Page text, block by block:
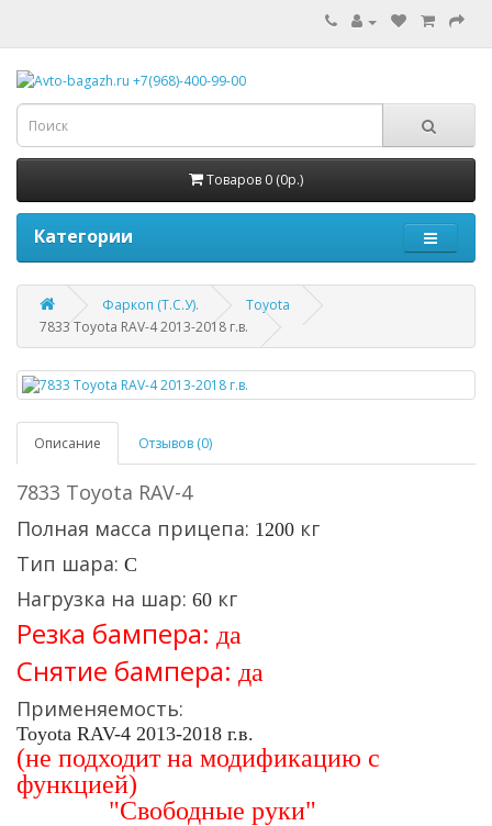
Товаров 0 (0р.)
Категории
Фаркоп (Т.С.У).
Toyota
7833 Toyota RAV-4 2013-2018 г.в.
Описание Отзывов (0)
7833 Toyota RAV-4
Полная масса прицепа: 1200 кг
Тип шара: C
Нагрузка на шар: 60 кг
Резка бампера: да
Снятие бампера: да
Применяемость:
Toyota RAV-4 2013-2018 г.в.
(не подходит на модификацию с
функцией)
"Свободные руки"